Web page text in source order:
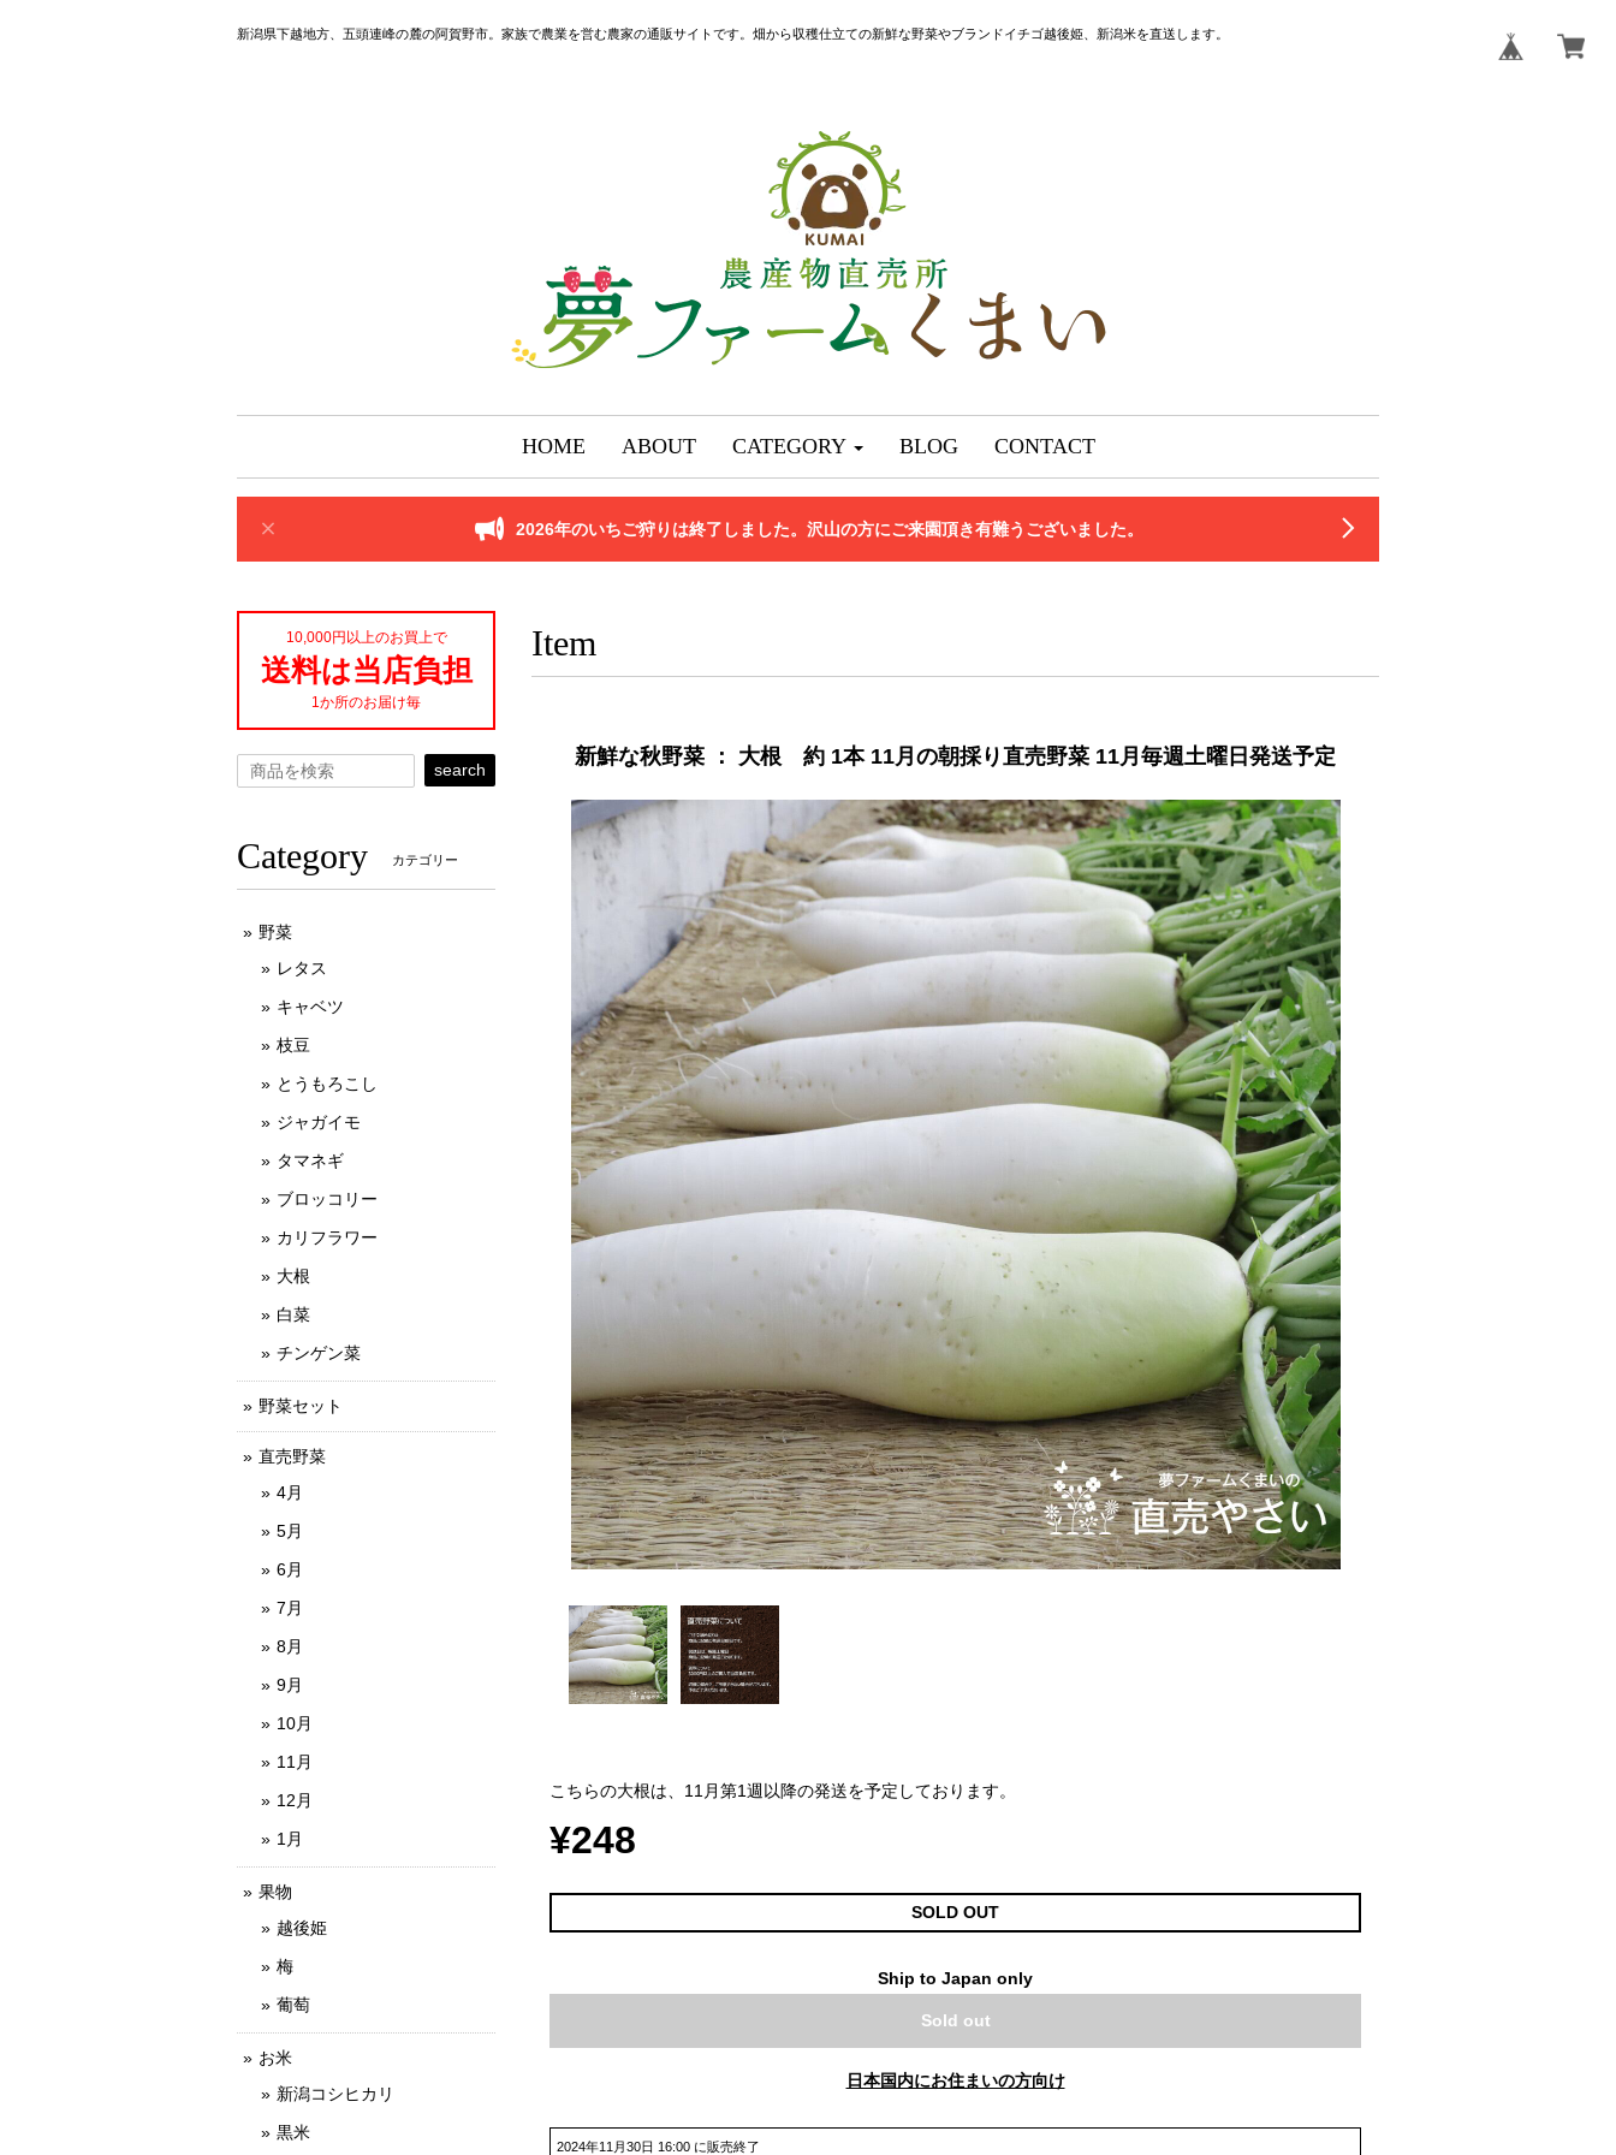
新潟県下越地方、五頭連峰の麓の阿賀野市。家族で農業を営む農家の通販サイトです。畑から収穫仕立ての新鮮な野菜やブランドイチゴ越後姫、新潟米を直送します。
HOME ABOUT CATEGORY BLOG CONTACT
2026年のいちご狩りは終了しました。沢山の方にご来園頂き有難うございました。
Item
新鮮な秋野菜 ： 大根 約 1本 11月の朝採り直売野菜 11月毎週土曜日発送予定
こちらの大根は、11月第1週以降の発送を予定しております。
¥248
SOLD OUT
Ship to Japan only
Sold out
日本国内にお住まいの方向け
2024年11月30日 16:00 に販売終了
10,000円以上のお買上で
送料は当店負担
1か所のお届け毎
search
Category カテゴリー
野菜
レタス
キャベツ
枝豆
とうもろこし
ジャガイモ
タマネギ
ブロッコリー
カリフラワー
大根
白菜
チンゲン菜
野菜セット
直売野菜
4月
5月
6月
7月
8月
9月
10月
11月
12月
1月
果物
越後姫
梅
葡萄
お米
新潟コシヒカリ
黒米